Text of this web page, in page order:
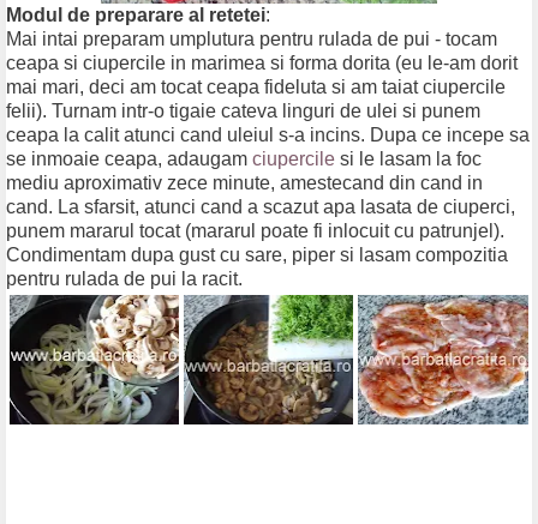
Modul de preparare al retetei:
Mai intai preparam umplutura pentru rulada de pui - tocam
ceapa si ciupercile in marimea si forma dorita (eu le-am dorit
mai mari, deci am tocat ceapa fideluta si am taiat ciupercile
felii). Turnam intr-o tigaie cateva linguri de ulei si punem
ceapa la calit atunci cand uleiul s-a incins. Dupa ce incepe sa
se inmoaie ceapa, adaugam ciupercile si le lasam la foc
mediu aproximativ zece minute, amestecand din cand in
cand. La sfarsit, atunci cand a scazut apa lasata de ciuperci,
punem mararul tocat (mararul poate fi inlocuit cu patrunjel).
Condimentam dupa gust cu sare, piper si lasam compozitia
pentru rulada de pui la racit.